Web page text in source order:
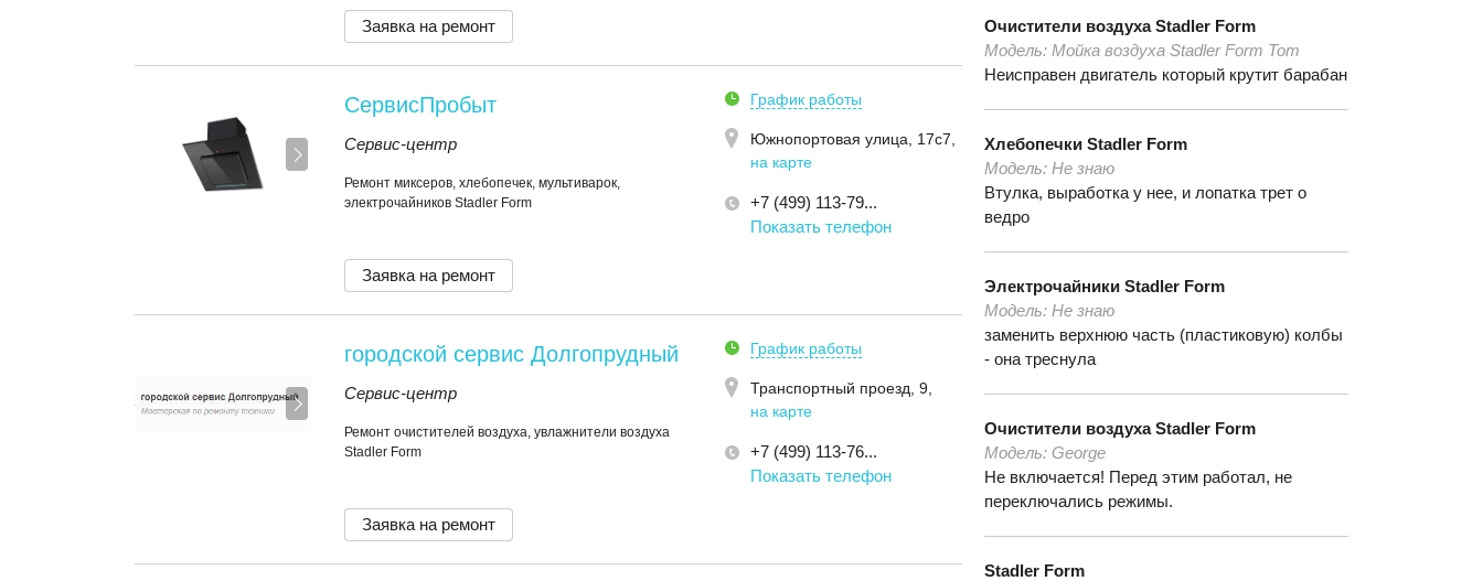
Заявка на ремонт
СервисПробыт
Сервис-центр
Ремонт миксеров, хлебопечек, мультиварок,
электрочайников Stadler Form
График работы
Южнопортовая улица, 17с7
на карте
+7 (499) 113-79...
Показать телефон
Заявка на ремонт
городской сервис Долгопрудный
Сервис-центр
Ремонт очистителей воздуха, увлажнители воздуха
Stadler Form
График работы
Транспортный проезд, 9
на карте
+7 (499) 113-76...
Показать телефон
Заявка на ремонт
Очистители воздуха Stadler Form
Модель: Мойка воздуха Stadler Form Tom
Неисправен двигатель который крутит барабан
Хлебопечки Stadler Form
Модель: Не знаю
Втулка, выработка у нее, и лопатка трет о
ведро
Электрочайники Stadler Form
Модель: Не знаю
заменить верхнюю часть (пластиковую) колбы
- она треснула
Очистители воздуха Stadler Form
Модель: George
Не включается! Перед этим работал, не
переключались режимы.
Stadler Form